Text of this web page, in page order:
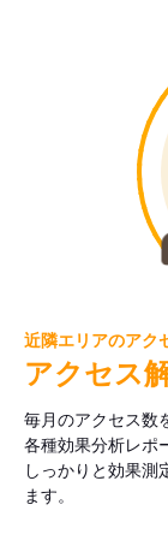
近隣エリアのアク
アクセス
毎月のアクセス数
各種効果分析レポ
しっかりと効果測
ます。